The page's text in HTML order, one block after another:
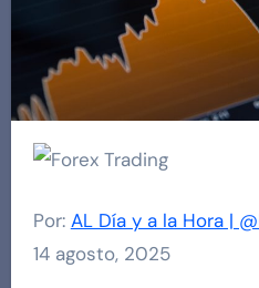
Por: AL Día y a la Hora |
14 agosto, 2025